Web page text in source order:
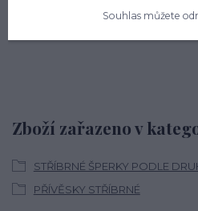
stříbro 925/1000. Orientační váha
Zboží zařazeno v
STŘÍBRNÉ ŠPERKY PODLE
PŘÍVĚSKY STŘÍBRNÉ
Souhlas můžete